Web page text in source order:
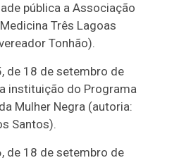
pública a Associação
Três Lagoas
Tonhão).
de 18 de setembro de
instituição do Programa
Mulher Negra (autoria:
Santos).
de 18 de setembro de